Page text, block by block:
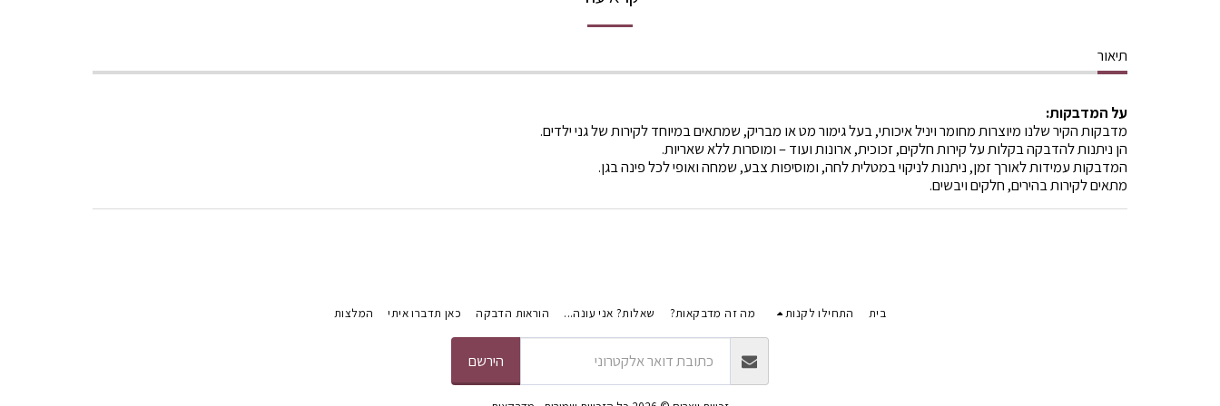
תיאור
על המדבקות:
מדבקות הקיר שלנו מיוצרות מחומר ויניל איכותי, בעל גימור מט או מבריק, שמתאים במיוחד לקירות של גני ילדים.
הן ניתנות להדבקה בקלות על קירות חלקים, זכוכית, ארונות ועוד – ומוסרות ללא שאריות.
המדבקות עמידות לאורך זמן, ניתנות לניקוי במטלית לחה, ומוסיפות צבע, שמחה ואופי לכל פינה בגן.
מתאים לקירות בהירים, חלקים ויבשים.
בית התחילו לקנות מה זה מדבקאות? שאלות? אני עונה... הוראות הדבקה כאן תדברו איתי המלצות
הירשם